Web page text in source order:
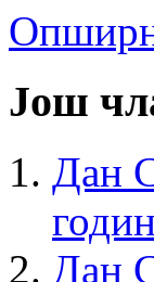
Још
Дан
Дан